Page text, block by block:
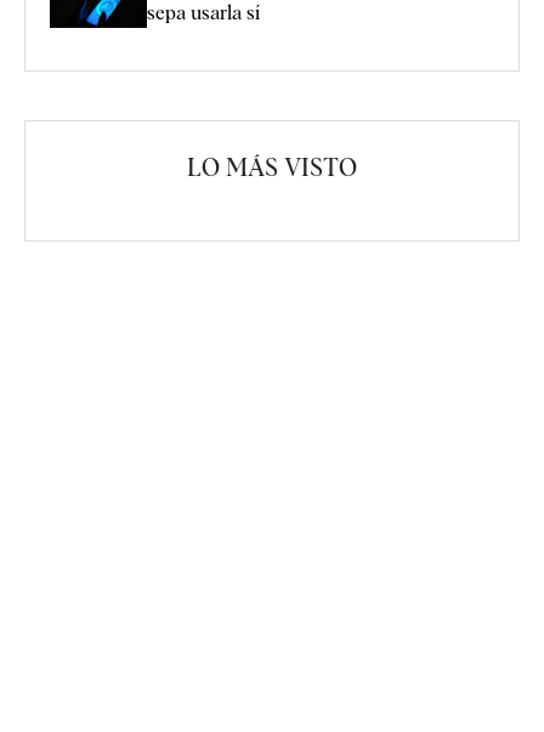
sepa usarla sí
LO MÁS VISTO